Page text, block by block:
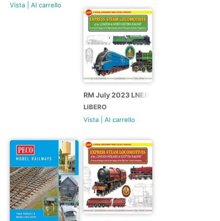
Vista
Al carrello
RM July 2023 LNER booklet
LIBERO
Vista
Al carrello